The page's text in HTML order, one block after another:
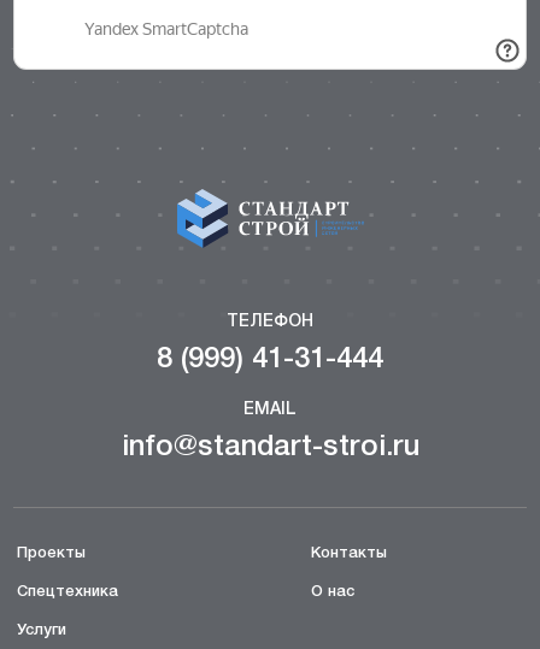
ТЕЛЕФОН
8 (999) 41-31-444
EMAIL
info@standart-stroi.ru
Проекты
Спецтехника
Услуги
Контакты
О нас